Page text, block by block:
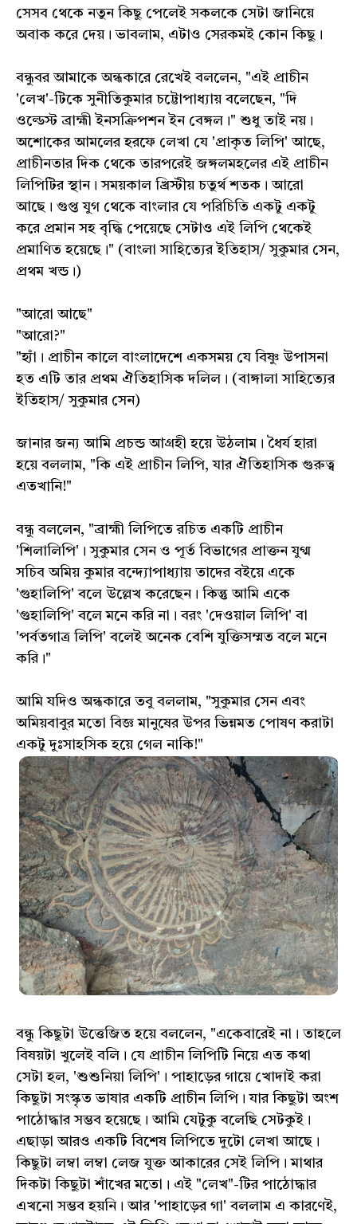
সেসব থেকে নতুন কিছু পেলেই সকলকে সেটা জানিয়ে
অবাক করে দেয়। ভাবলাম, এটাও সেরকমই কোন কিছু।
বন্ধুবর আমাকে অন্ধকারে রেখেই বললেন, "এই প্রাচীন
'লেখ'-টিকে সুনীতিকুমার চট্টোপাধ্যায় বলেছেন, "দি
ওল্ডেস্ট ব্রাহ্মী ইনসক্রিপশন ইন বেঙ্গল।" শুধু তাই নয়।
অশোকের আমলের হরফে লেখা যে 'প্রাকৃত লিপি' আছে,
প্রাচীনতার দিক থেকে তারপরেই জঙ্গলমহলের এই প্রাচীন
লিপিটির স্থান। সময়কাল খ্রিস্টীয় চতুর্থ শতক। আরো
আছে। গুপ্ত যুগ থেকে বাংলার যে পরিচিতি একটু একটু
করে প্রমান সহ বৃদ্ধি পেয়েছে সেটাও এই লিপি থেকেই
প্রমাণিত হয়েছে।" (বাংলা সাহিত্যের ইতিহাস/ সুকুমার সেন,
প্রথম খন্ড।)
"আরো আছে"
"আরো?"
"হ্যাঁ। প্রাচীন কালে বাংলাদেশে একসময় যে বিষ্ণু উপাসনা
হত এটি তার প্রথম ঐতিহাসিক দলিল। (বাঙ্গালা সাহিত্যের
ইতিহাস/ সুকুমার সেন)
জানার জন্য আমি প্রচন্ড আগ্রহী হয়ে উঠলাম। ধৈর্য হারা
হয়ে বললাম, "কি এই প্রাচীন লিপি, যার ঐতিহাসিক গুরুত্ব
এতখানি!"
বন্ধু বললেন, "ব্রাহ্মী লিপিতে রচিত একটি প্রাচীন
'শিলালিপি'। সুকুমার সেন ও পূর্ত বিভাগের প্রাক্তন যুগ্ম
সচিব অমিয় কুমার বন্দ্যোপাধ্যায় তাদের বইয়ে একে
'গুহালিপি' বলে উল্লেখ করেছেন। কিন্তু আমি একে
'গুহালিপি' বলে মনে করি না। বরং 'দেওয়াল লিপি' বা
'পর্বতগাত্র লিপি' বলেই অনেক বেশি যুক্তিসম্মত বলে মনে
করি।"
আমি যদিও অন্ধকারে তবু বললাম, "সুকুমার সেন এবং
অমিয়বাবুর মতো বিজ্ঞ মানুষের উপর ভিন্নমত পোষণ করাটা
একটু দুঃসাহসিক হয়ে গেল নাকি!"
বন্ধু কিছুটা উত্তেজিত হয়ে বললেন, "একেবারেই না। তাহলে
বিষয়টা খুলেই বলি। যে প্রাচীন লিপিটি নিয়ে এত কথা
সেটা হল, 'শুশুনিয়া লিপি'। পাহাড়ের গায়ে খোদাই করা
কিছুটা সংস্কৃত ভাষার একটি প্রাচীন লিপি। যার কিছুটা অংশ
পাঠোদ্ধার সম্ভব হয়েছে। আমি যেটুকু বলেছি সেটকুই।
এছাড়া আরও একটি বিশেষ লিপিতে দুটো লেখা আছে।
কিছুটা লম্বা লম্বা লেজ যুক্ত আকারের সেই লিপি। মাথার
দিকটা কিছুটা শাঁখের মতো। এই "লেখ"-টির পাঠোদ্ধার
এখনো সম্ভব হয়নি। আর 'পাহাড়ের গা' বললাম এ কারণেই,